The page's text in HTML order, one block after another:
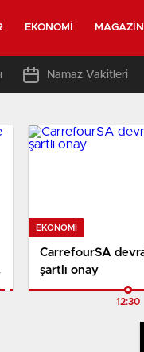
EKONOMI MAGAZIN
Namaz Vakitleri
EKONOMI
CarrefourSA
şartlı onay
12:30